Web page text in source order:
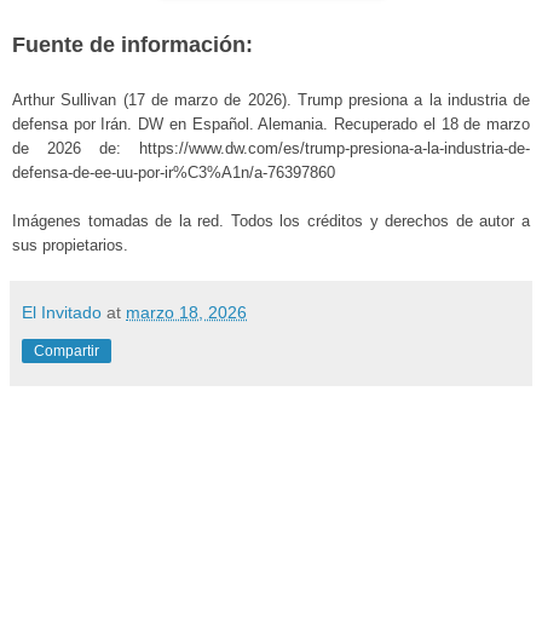
Fuente de información:
Arthur Sullivan (17 de marzo de 2026). Trump presiona a la industria de
defensa por Irán. DW en Español. Alemania. Recuperado el 18 de marzo
de 2026 de: https://www.dw.com/es/trump-presiona-a-la-industria-de-
defensa-de-ee-uu-por-ir%C3%A1n/a-76397860
Imágenes tomadas de la red. Todos los créditos y derechos de autor a
sus propietarios.
El Invitado at marzo 18, 2026
Compartir